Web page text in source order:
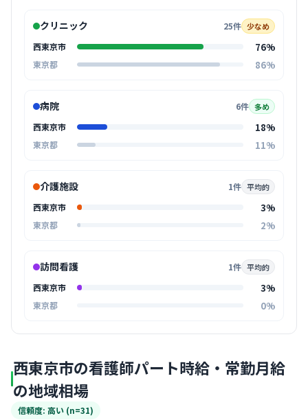
クリニック 25件 少なめ
西東京市 76%
東京都 86%
病院 6件 多め
西東京市 18%
東京都 11%
介護施設 1件 平均的
西東京市 3%
東京都 2%
訪問看護 1件 平均的
西東京市 3%
東京都 0%
西東京市の看護師パート時給・常勤月給
の地域相場
信頼度: 高い (n=31)